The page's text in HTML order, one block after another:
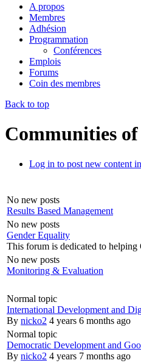
A propos
Membres
Adhésion
Programmation
Conférences
Emplois
Forums
Coin des membres
Back to top
Communities
Log in to post new content
No new posts
Results Based Management
No new posts
Gender Equality
This forum is dedicated to helping
No new posts
Monitoring & Evaluation
Normal topic
International Development and
By nicko2 4 years 6 months ago
Normal topic
Democratic Development and
By nicko2 4 years 7 months ago